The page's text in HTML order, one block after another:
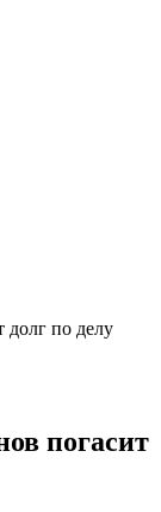
долг по делу
погасит